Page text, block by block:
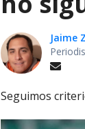
Jaime
Seguimos